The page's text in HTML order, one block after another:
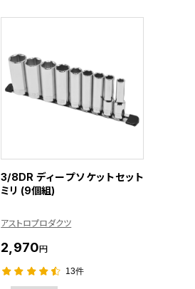
3/8DR ディープソケットセット
ミリ (9個組)
アストロプロダクツ
2,970円
13件